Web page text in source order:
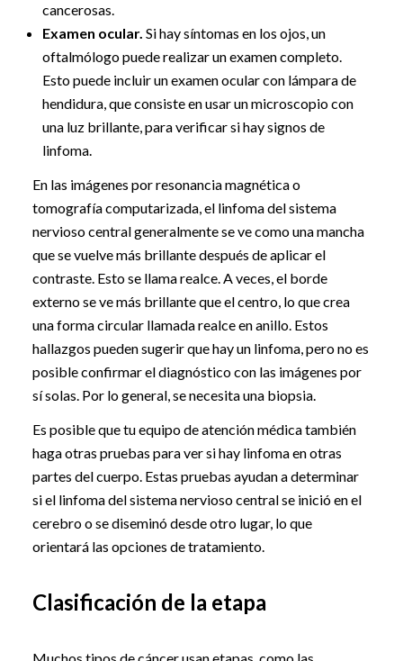
cancerosas.
Examen ocular. Si hay síntomas en los ojos, un
oftalmólogo puede realizar un examen completo.
Esto puede incluir un examen ocular con lámpara de
hendidura, que consiste en usar un microscopio con
una luz brillante, para verificar si hay signos de
linfoma.
En las imágenes por resonancia magnética o
tomografía computarizada, el linfoma del sistema
nervioso central generalmente se ve como una mancha
que se vuelve más brillante después de aplicar el
contraste. Esto se llama realce. A veces, el borde
externo se ve más brillante que el centro, lo que crea
una forma circular llamada realce en anillo. Estos
hallazgos pueden sugerir que hay un linfoma, pero no es
posible confirmar el diagnóstico con las imágenes por
sí solas. Por lo general, se necesita una biopsia.
Es posible que tu equipo de atención médica también
haga otras pruebas para ver si hay linfoma en otras
partes del cuerpo. Estas pruebas ayudan a determinar
si el linfoma del sistema nervioso central se inició en el
cerebro o se diseminó desde otro lugar, lo que
orientará las opciones de tratamiento.
Clasificación de la etapa